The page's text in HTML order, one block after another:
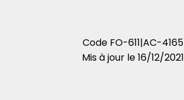
Code FO-611|AC-4165
Mis à jour le16/12/2021